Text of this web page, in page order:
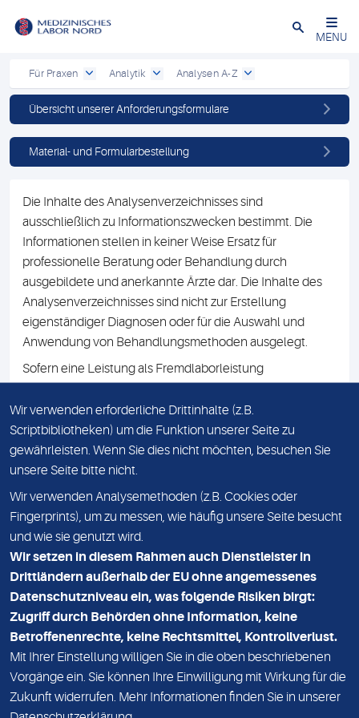
Schließen
MENU
Für Praxen Analytik Analysen A-Z
Übersicht unserer Anforderungsformulare
Material- und Formularbestellung
Die Inhalte des Analysenverzeichnisses sind
ausschließlich zu Informationszwecken bestimmt. Die
Informationen stellen in keiner Weise Ersatz für
professionelle Beratung oder Behandlung durch
ausgebildete und anerkannte Ärzte dar. Die Inhalte des
Analysenverzeichnisses sind nicht zur Erstellung
eigenständiger Diagnosen oder für die Auswahl und
Anwendung von Behandlungsmethoden ausgelegt.
Sofern eine Leistung als Fremdlaborleistung
Namen des Fremdlabors mit. Mit der Beauftragung der
Fremdlaborleistung erklären Sie sich mit dieser
Vereinbarung einverstanden.
DATENSCHUTZ
KONTAKT
NEWSLETTER
ADRESSE
MVZ Medizinisches Labor Nord MLN GmbH
Essener Straße 108
22419 Hamburg
Wir verwenden erforderliche Drittinhalte (z.B.
Scriptbibliotheken) um die Funktion unserer Seite zu
gewährleisten. Wenn Sie dies nicht möchten, besuchen Sie
unsere Seite bitte nicht.
Wir verwenden Analysemethoden (z.B. Cookies oder
Fingerprints), um zu messen, wie häufig unsere Seite besucht
und wie sie genutzt wird.
Wir setzen in diesem Rahmen auch Dienstleister in
Drittländern außerhalb der EU ohne angemessenes
Datenschutzniveau ein, was folgende Risiken birgt:
Zugriff durch Behörden ohne Information, keine
Betroffenenrechte, keine Rechtsmittel, Kontrollverlust.
Mit Ihrer Einstellung willigen Sie in die oben beschriebenen
Vorgänge ein. Sie können Ihre Einwilligung mit Wirkung für die
Zukunft widerrufen. Mehr Informationen finden Sie in unserer